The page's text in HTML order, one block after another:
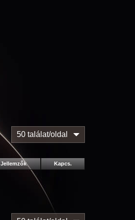
50 találat/oldal
Jellemzők Kapcs.